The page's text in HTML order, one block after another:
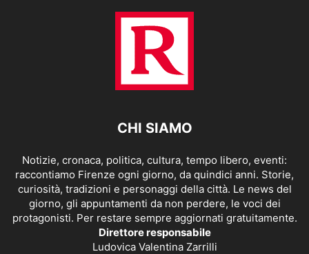
CHI SIAMO
Notizie, cronaca, politica, cultura, tempo libero, eventi:
raccontiamo Firenze ogni giorno, da quindici anni. Storie,
curiosità, tradizioni e personaggi della città. Le news del
giorno, gli appuntamenti da non perdere, le voci dei
protagonisti. Per restare sempre aggiornati gratuitamente.
Direttore responsabile
Ludovica Valentina Zarrilli